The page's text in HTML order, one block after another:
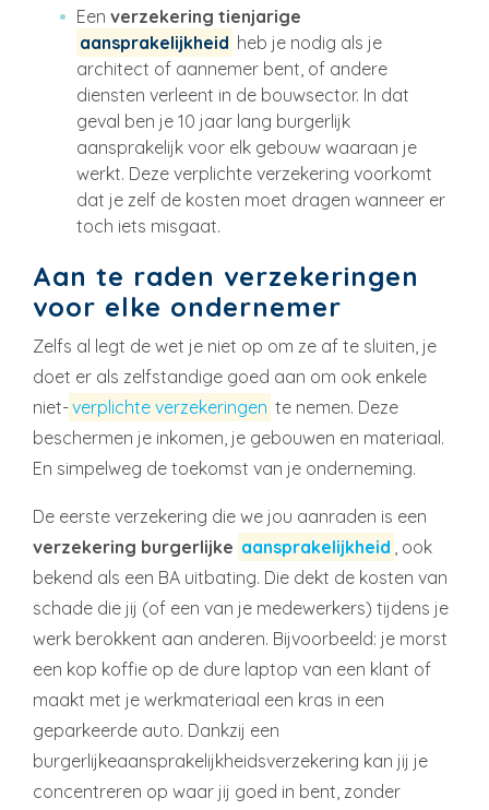
Een verzekering tienjarige
aansprakelijkheid heb je nodig als je
architect of aannemer bent, of andere
diensten verleent in de bouwsector. In dat
geval ben je 10 jaar lang burgerlijk
aansprakelijk voor elk gebouw waaraan je
werkt. Deze verplichte verzekering voorkomt
dat je zelf de kosten moet dragen wanneer er
toch iets misgaat.
Aan te raden verzekeringen
voor elke ondernemer
Zelfs al legt de wet je niet op om ze af te sluiten, je
doet er als zelfstandige goed aan om ook enkele
niet-verplichte verzekeringen te nemen. Deze
beschermen je inkomen, je gebouwen en materiaal.
En simpelweg de toekomst van je onderneming.
De eerste verzekering die we jou aanraden is een
verzekering burgerlijke aansprakelijkheid , ook
bekend als een BA uitbating. Die dekt de kosten van
schade die jij (of een van je medewerkers) tijdens je
werk berokkent aan anderen. Bijvoorbeeld: je morst
een kop koffie op de dure laptop van een klant of
maakt met je werkmateriaal een kras in een
geparkeerde auto. Dankzij een
burgerlijkeaansprakelijkheidsverzekering kan jij je
concentreren op waar jij goed in bent, zonder